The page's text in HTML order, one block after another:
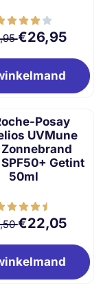
Van 29,95 voor
€26,95
Posay
UVMune
Getint
50ml
Van 24,50 voor
€22,05